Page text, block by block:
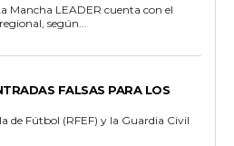
Mancha LEADER cuenta con el
según...
FALSAS PARA LOS
de Fútbol (RFEF) y la Guardia Civil